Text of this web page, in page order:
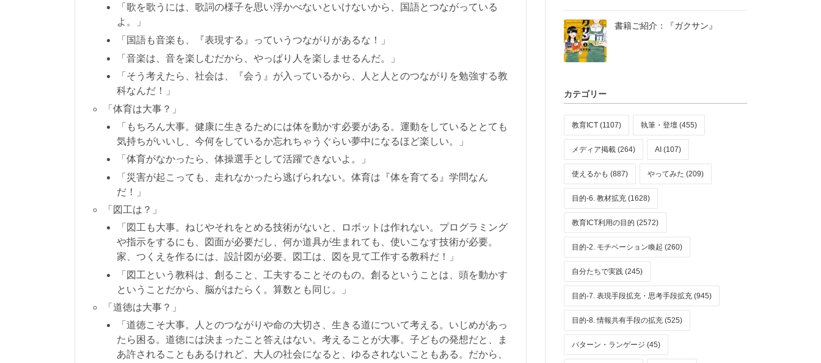
「歌を歌うには、歌詞の様子を思い浮かべないといけないから、国語とつながっている
よ。」
「国語も音楽も、『表現する』っていうつながりがあるな！」
「音楽は、音を楽しむだから、やっぱり人を楽しませるんだ。」
「そう考えたら、社会は、『会う』が入っているから、人と人とのつながりを勉強する教
科なんだ！」
「体育は大事？」
「もちろん大事。健康に生きるためには体を動かす必要がある。運動をしているととても
気持ちがいいし、今何をしているか忘れちゃうぐらい夢中になるほど楽しい。」
「体育がなかったら、体操選手として活躍できないよ。」
「災害が起こっても、走れなかったら逃げられない。体育は『体を育てる』学問なん
だ！」
「図工は？」
「図工も大事。ねじやそれをとめる技術がないと、ロボットは作れない。プログラミング
や指示をするにも、図面が必要だし、何か道具が生まれても、使いこなす技術が必要。
家、つくえを作るには、設計図が必要。図工は、図を見て工作する教科だ！」
「図工という教科は、創ること、工夫することそのもの。創るということは、頭を動かす
ということだから、脳がはたらく。算数とも同じ。」
「道徳は大事？」
「道徳こそ大事。人とのつながりや命の大切さ、生きる道について考える。いじめがあっ
たら困る。道徳には決まったこと答えはない。考えることが大事。子どもの発想だと、ま
あ許されることもあるけれど、大人の社会になると、ゆるされないこともある。だから、
書籍ご紹介：『ガクサン』
カテゴリー
教育ICT (1107) 執筆・登壇 (455)
メディア掲載 (264) AI (107)
使えるかも (887) やってみた (209)
目的-6. 教材拡充 (1628)
教育ICT利用の目的 (2572)
目的-2. モチベーション喚起 (260)
自分たちで実践 (245)
目的-7. 表現手段拡充・思考手段拡充 (945)
目的-8. 情報共有手段の拡充 (525)
パターン・ランゲージ (45)